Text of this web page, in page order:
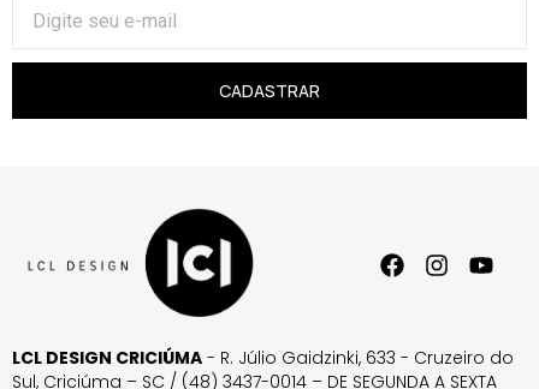
CADASTRAR
LCL DESIGN CRICIÚMA - R. Júlio Gaidzinki, 633 - Cruzeiro do
Sul, Criciúma – SC / (48) 3437-0014 – DE SEGUNDA A SEXTA